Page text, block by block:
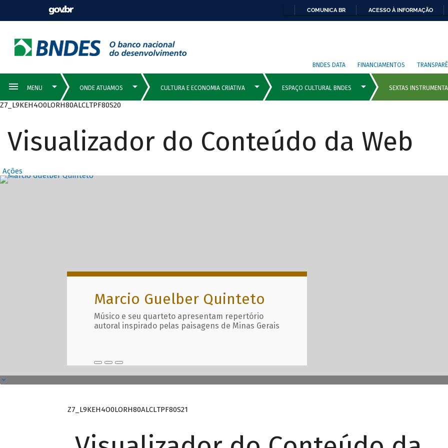
COMUNICA BR ACESSO À INFORMAÇÃO
BNDES DATA FINANCIAMENTOS
Z7_L9KEH4O0LORH80ALCLTPF80S20
Visualizador do Conteúdo da Web
Ações
Destaques Principais com
Marcio Guelber Quinteto
Músico e seu quarteto apresentam repertório
autoral inspirado pelas paisagens de Minas Gerais
Z7_L9KEH4O0LORH80ALCLTPF80S21